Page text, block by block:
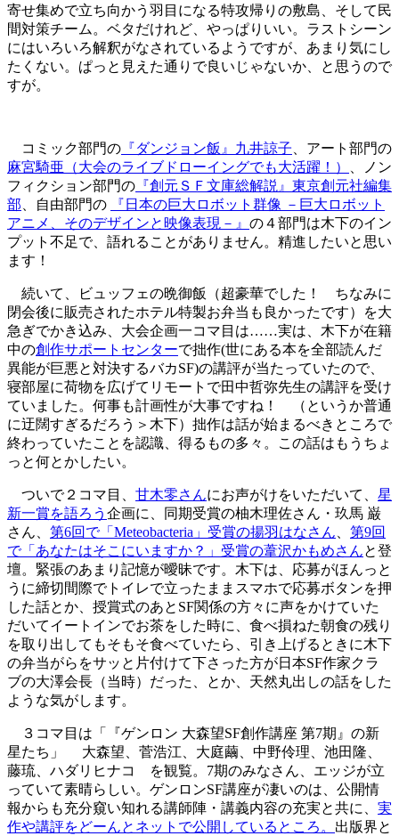
寄せ集めで立ち向かう羽目になる特攻帰りの敷島、そして民
間対策チーム。ベタだけれど、やっぱりいい。ラストシーン
にはいろいろ解釈がなされているようですが、あまり気にし
たくない。ぱっと見えた通りで良いじゃないか、と思うので
すが。
コミック部門の 『ダンジョン飯』九井諒子 、アート部門の
麻宮騎亜（大会のライブドローイングでも大活躍！）
、ノン
フィクション部門の 『創元ＳＦ文庫総解説』東京創元社編集
部 、自由部門の
『日本の巨大ロボット群像 －巨大ロボット
アニメ、そのデザインと映像表現－』 の４部門は木下のイン
プット不足で、語れることがありません。精進したいと思い
ます！
続いて、ビュッフェの晩御飯（超豪華でした！ ちなみに
閉会後に販売されたホテル特製お弁当も良かったです）を大
急ぎでかき込み、大会企画一コマ目は……実は、木下が在籍
中の創作サポートセンターで拙作(世にある本を全部読んだ
異能が巨悪と対決するバカSF)の講評が当たっていたので、
寝部屋に荷物を広げてリモートで田中哲弥先生の講評を受け
ていました。何事も計画性が大事ですね！ （というか普通
に迂闊すぎるだろう＞木下）拙作は話が始まるべきところで
終わっていたことを認識、得るもの多々。この話はもうちょ
っと何とかしたい。
ついで２コマ目、 甘木零さんにお声がけをいただいて、 星
新一賞を語ろう 企画に、同期受賞の柚木理佐さん・玖馬 巌
さん、 第6回で「Meteobacteria」受賞の揚羽はなさん
第9回
で「あなたはそこにいますか？」受賞の葦沢かもめさんと登
壇。緊張のあまり記憶が曖昧です。木下は、応募がほんっと
うに締切間際でトイレで立ったままスマホで応募ボタンを押
した話とか、授賞式のあとSF関係の方々に声をかけていた
だいてイートインでお茶をした時に、食べ損ねた朝食の残り
を取り出してもそもそ食べていたら、引き上げるときに木下
の弁当がらをサッと片付けて下さった方が日本SF作家クラ
ブの大澤会長（当時）だった、とか、天然丸出しの話をした
ような気がします。
３コマ目は「『ゲンロン 大森望SF創作講座 第7期』の新
星たち」 大森望、菅浩江、大庭繭、中野伶理、池田隆、
藤琉、ハダリヒナコ を観覧。7期のみなさん、エッジが立
っていて素晴らしい。ゲンロンSF講座が凄いのは、公開情
報からも充分窺い知れる講師陣・講義内容の充実と共に、 実
作や講評をどーんとネットで公開しているところ。 出版界と